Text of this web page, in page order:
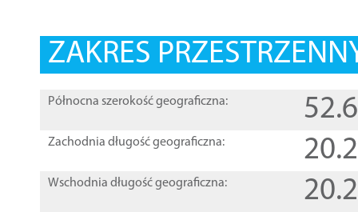
ZAKRES
Północna szerokość geograficzna:
Zachodnia długość geograficzna:
Wschodnia długość geograficzna: